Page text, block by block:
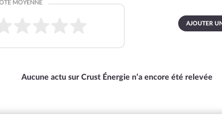
AJOUTER
Aucune actu sur Crust Énergie n’a encore été relevée